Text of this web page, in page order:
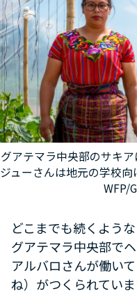
グアテマラ中央部のサキ
ジューさんは地元の学校
WFP/
どこまでも続くよう
グアテマラ中央部で
アルバロさんが働い
ね）がつくられてい